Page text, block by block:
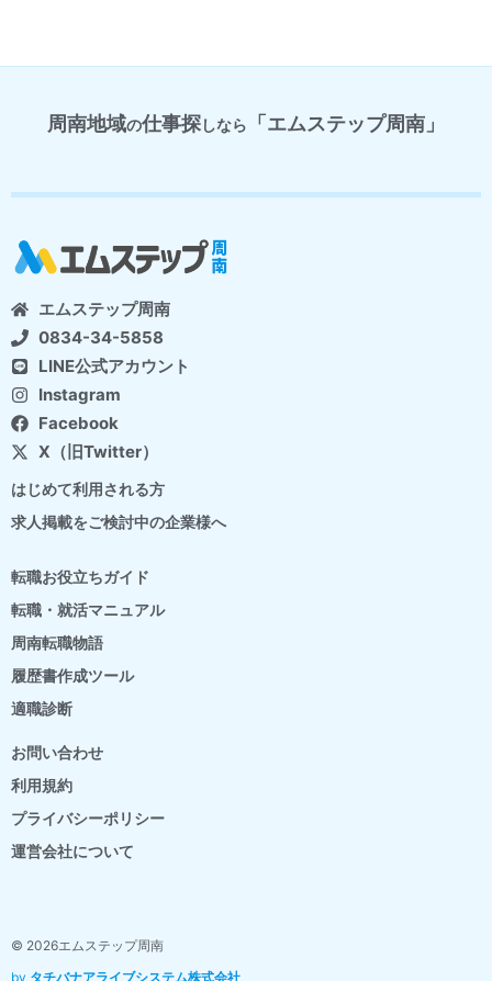
周南地域の仕事探しなら 「エムステップ周南」
エムステップ周南
0834-34-5858
LINE公式アカウント
Instagram
Facebook
X（旧Twitter）
はじめて利用される方
求人掲載をご検討中の企業様へ
転職お役立ちガイド
転職・就活マニュアル
周南転職物語
履歴書作成ツール
適職診断
お問い合わせ
利用規約
プライバシーポリシー
運営会社について
© 2026エムステップ周南
by タチバナアライブシステム株式会社